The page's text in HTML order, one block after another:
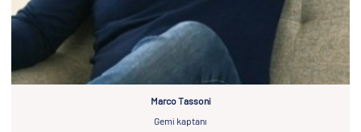
Marco Tassoni
Gemi kaptanı